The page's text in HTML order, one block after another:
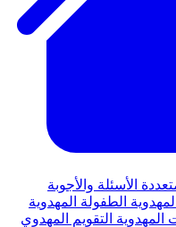
المهدوية
المهدوي